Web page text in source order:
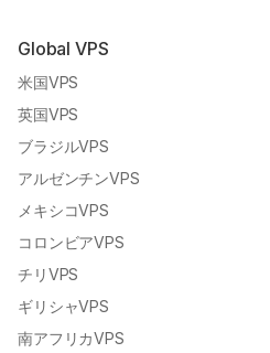
Global VPS
米国VPS
英国VPS
ブラジルVPS
アルゼンチンVPS
メキシコVPS
コロンビアVPS
チリVPS
ギリシャVPS
南アフリカVPS